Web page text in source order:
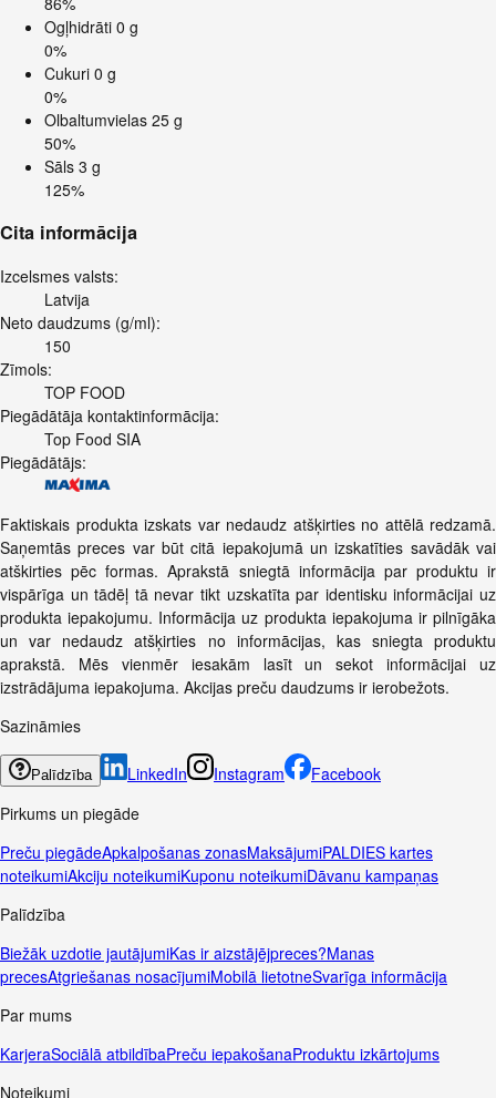
Ogļhidrāti 0 g
0%
Cukuri 0 g
0%
Olbaltumvielas 25 g
50%
Sāls 3 g
125%
Cita informācija
Izcelsmes valsts:
Latvija
Neto daudzums (g/ml):
150
Zīmols:
TOP FOOD
Piegādātāja kontaktinformācija:
Top Food SIA
Piegādātājs:
Faktiskais produkta izskats var nedaudz atšķirties no attēlā redzamā.
Saņemtās preces var būt citā iepakojumā un izskatīties savādāk vai
atškirties pēc formas. Aprakstā sniegtā informācija par produktu ir
vispārīga un tādēļ tā nevar tikt uzskatīta par identisku informācijai uz
produkta iepakojumu. Informācija uz produkta iepakojuma ir pilnīgāka
un var nedaudz atšķirties no informācijas, kas sniegta produktu
aprakstā. Mēs vienmēr iesakām lasīt un sekot informācijai uz
izstrādājuma iepakojuma. Akcijas preču daudzums ir ierobežots.
Sazināmies
Palīdzība LinkedIn Instagram
Facebook
Pirkums un piegāde
Preču piegādeApkalpošanas zonasMaksājumiPALDIES kartes
noteikumiAkciju noteikumiKuponu noteikumiDāvanu kampaņas
Palīdzība
Biežāk uzdotie jautājumiKas ir aizstājējpreces?Manas
precesAtgriešanas nosacījumiMobilā lietotneSvarīga informācija
Par mums
KarjeraSociālā atbildībaPreču iepakošanaProduktu izkārtojums
Noteikumi